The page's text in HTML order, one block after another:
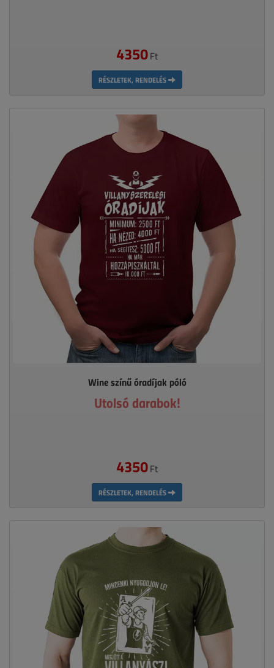
4350Ft
RÉSZLETEK, RENDELÉS
Wine színű óradíjak póló
Utolsó darabok!
4350Ft
RÉSZLETEK, RENDELÉS